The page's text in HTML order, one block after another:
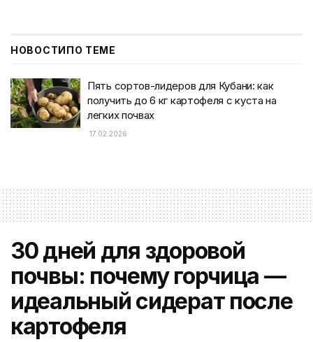
НОВОСТИПО ТЕМЕ
Пять сортов-лидеров для Кубани: как
получить до 6 кг картофеля с куста на
легких почвах
17.02.2026
30 дней для здоровой
почвы: почему горчица —
идеальный сидерат после
картофеля